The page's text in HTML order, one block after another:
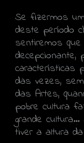
Se fizermos
deste período
sentiremos
decepcionante,
características
das vezes,
das Artes,
pobre cultura
grande
tiver a altura